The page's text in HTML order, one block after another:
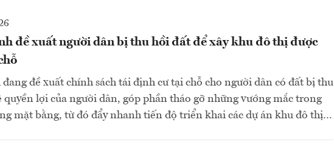
đề xuất người dân bị thu hồi đất để xây khu đô thị được
đề xuất chính sách tái định cư tại chỗ cho người dân có đất bị thu
quyền lợi của người dân, góp phần tháo gỡ những vướng mắc trong
mặt bằng, từ đó đẩy nhanh tiến độ triển khai các dự án khu đô thị…